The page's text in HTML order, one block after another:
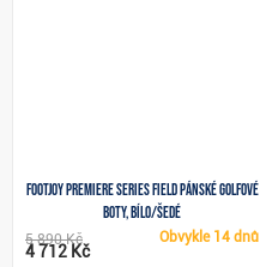
FootJoy Premiere Series Field pánské golfové
boty, bílo/šedé
Obvykle 14 dnů
5 890 Kč
4 712 Kč